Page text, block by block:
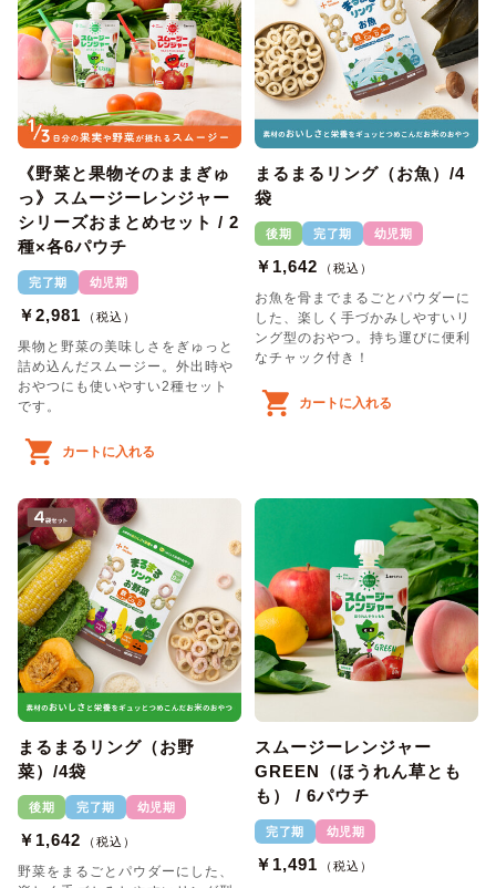
《野菜と果物そのままぎゅ
っ》スムージーレンジャー
シリーズおまとめセット / 2
種×各6パウチ
完了期 幼児期
￥2,981 （税込）
果物と野菜の美味しさをぎゅっと
詰め込んだスムージー。外出時や
おやつにも使いやすい2種セット
です。
カートに入れる
まるまるリング（お魚）/4
袋
後期 完了期 幼児期
￥1,642 （税込）
お魚を骨までまるごとパウダーに
した、楽しく手づかみしやすいリ
ング型のおやつ。持ち運びに便利
なチャック付き！
カートに入れる
まるまるリング（お野
菜）/4袋
後期 完了期 幼児期
￥1,642 （税込）
野菜をまるごとパウダーにした、
スムージーレンジャー
GREEN（ほうれん草とも
も） / 6パウチ
完了期 幼児期
￥1,491 （税込）